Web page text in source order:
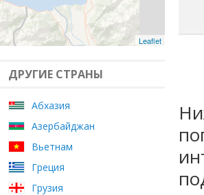
Leaflet
ДРУГИЕ СТРАНЫ
Абхазия
Азербайджан
Вьетнам
Греция
Грузия